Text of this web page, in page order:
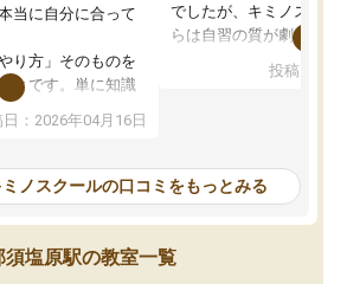
当に自分に合って
り方」そのものを
とです。単に知識
く、自学自習の習
走してくれるの
近く、親身なコー
停滞期もモチベー
した。「やらされ
：2026年04月16日
でしたが、キミノスクー
らは自習の質が劇的に変
を明確にしてくれるの
の仕方をコーチングして
ルなので、家での学習習
身につきました。結果と
た英語の偏差値が10以上
していた公立高校に無事
投稿日：
ミノスクールの口コミをもっとみる
須塩原駅の教室一覧